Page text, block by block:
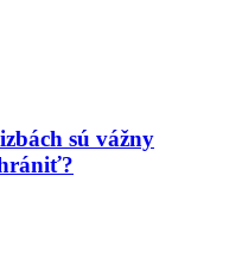
sú vážny